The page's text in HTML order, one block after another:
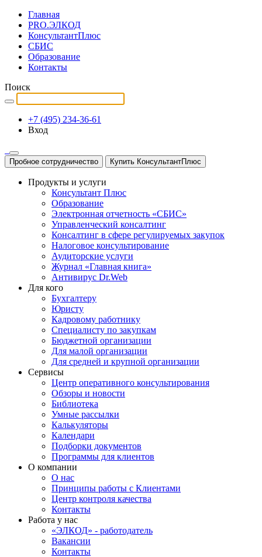
Главная
PRO.ЭЛКОД
КонсультантПлюс
СБИС
Образование
Контакты
Поиск
+7 (495) 234-36-61
Вход
Пробное сотрудничество Купить КонсультантПлюс
Продукты и услуги
Консультант Плюс
Образование
Электронная отчетность «СБИС»
Управленческий консалтинг
Консалтинг в сфере регулируемых закупок
Налоговое консультирование
Аудиторские услуги
Журнал «Главная книга»
Антивирус Dr.Web
Для кого
Бухгалтеру
Юристу
Кадровому работнику
Специалисту по закупкам
Бюджетной организации
Для малой организации
Для средней и крупной организации
Сервисы
Центр оперативного консультирования
Обзоры и новости
Библиотека
Умные рассылки
Калькуляторы
Календари
Подборки документов
Программы для клиентов
О компании
О нас
Принципы работы с Клиентами
Центр контроля качества
Контакты
Работа у нас
«ЭЛКОД» - работодатель
Вакансии
Контакты